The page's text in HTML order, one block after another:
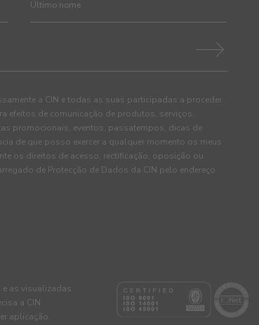
a CIN e todas as suas participadas a proceder
efeitos de comunicação de produtos, serviços,
promocionais, eventos, passatempos, dicas de
de que posso exercer a qualquer momento os meus
os direitos de acesso, rectificação, oposição ou
de Protecção de Dados da CIN pelo endereço
e as visualizadas
a CIN
aplicação.